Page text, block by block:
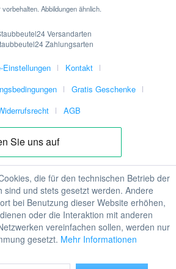
vorbehalten. Abbildungen ähnlich.
Einstellungen
Kontakt
Gratis Geschenke
AGB
die für den technischen Betrieb der
sind und stets gesetzt werden. Andere
bei Benutzung dieser Website erhöhen,
oder die Interaktion mit anderen
vereinfachen sollen, werden nur
gesetzt. Mehr Informationen